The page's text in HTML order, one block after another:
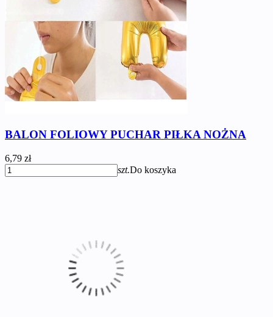
BALON FOLIOWY PUCHAR PIŁKA NOŻNA
6,79 zł
szt.Do koszyka